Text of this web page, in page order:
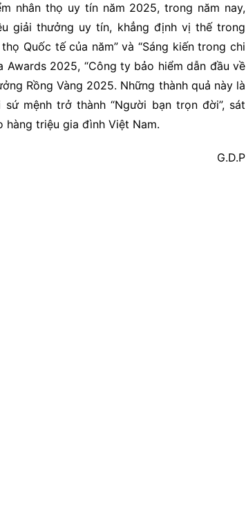
nhân thọ uy tín năm 2025, trong năm nay,
giải thưởng uy tín, khẳng định vị thế trong
Quốc tế của năm” và “Sáng kiến trong chi
2025, “Công ty bảo hiểm dẫn đầu về
Rồng Vàng 2025. Những thành quả này là
mệnh trở thành “Người bạn trọn đời”, sát
triệu gia đình Việt Nam.
G.D.P